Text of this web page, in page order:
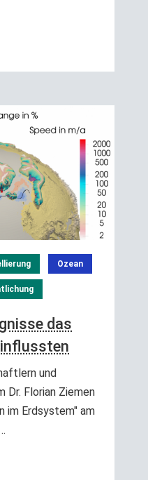
Ozean
das
und
Dr. Florian Ziemen
im Erdsystem" am